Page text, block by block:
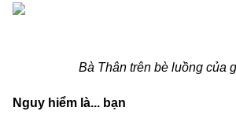
Bà Thân trên bè luồng của
Nguy hiểm là... bạn